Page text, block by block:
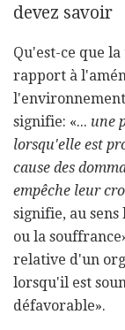
devez savoir
Qu'est-ce que
rapport à
signifie: «... une
lorsqu'elle est
cause des
empêche leur
signifie, au
ou la
relative d'un
lorsqu'il est
défavorable».